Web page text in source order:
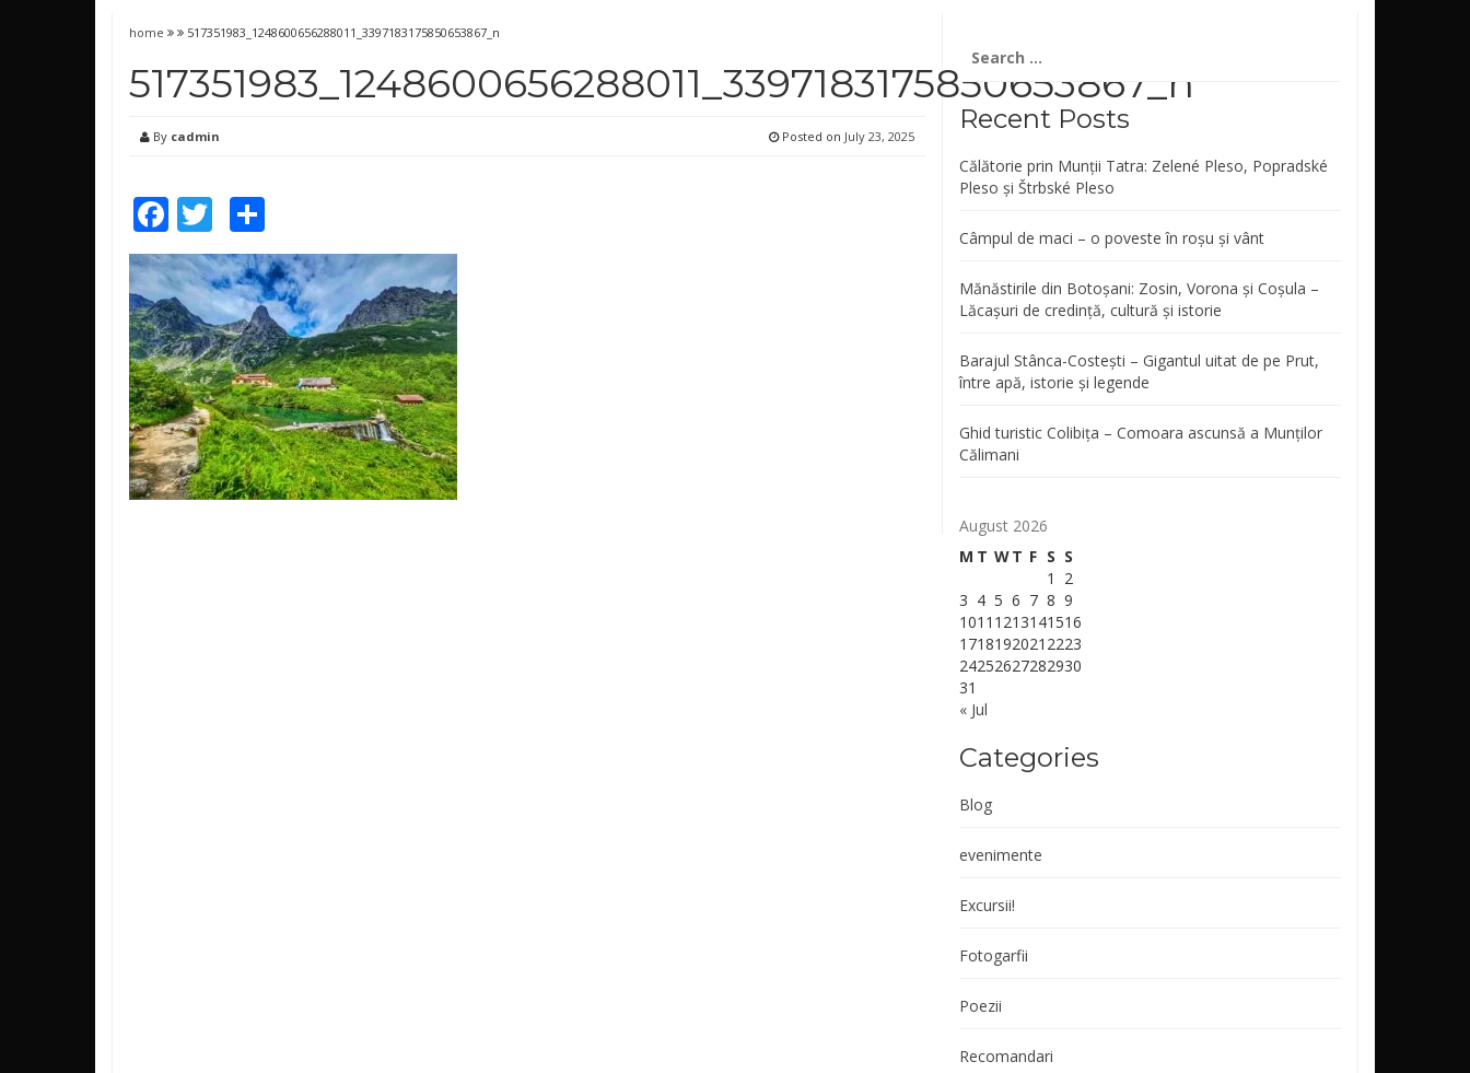
home 517351983_1248600656288011_3397183175850653867_n
517351983_1248600656288011_3397183175850653867_n
By cadmin Posted on July 23, 2025
Facebook
Twitter
for:
Recent Posts
Călătorie prin Munții Tatra: Zelené Pleso, Popradské
Pleso și Štrbské Pleso
Câmpul de maci – o poveste în roșu și vânt
Mănăstirile din Botoșani: Zosin, Vorona și Coșula –
Lăcașuri de credință, cultură și istorie
Barajul Stânca-Costești – Gigantul uitat de pe Prut,
între apă, istorie și legende
Ghid turistic Colibița – Comoara ascunsă a Munților
Călimani
August 2026
M T WT F S S
« Jul
1
2
3 4 5 6 7 8 9
1011 1213141516
1718192021 2223
24252627282930
31
Categories
Blog
evenimente
Excursii!
Fotogarfii
Poezii
Recomandari